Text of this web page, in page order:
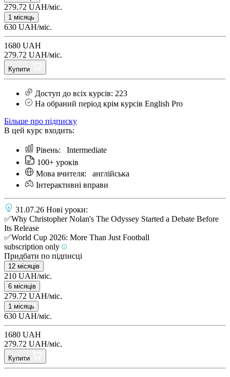
279.72 UAH/міс.
1 місяць
630 UAH/міс.
1680 UAH
279.72 UAH/міс.
Купити
Доступ до всіх курсів: 223
На обраний період крім курсів English Pro
Більше про підписку
В цей курс входить:
Рівень: Intermediate
100+ уроків
Мова вчителя: англійська
Інтерактивні вправи
31.07.26 Нові уроки:
✅Why Christopher Nolan's The Odyssey Started a Debate Before
Its Release
✅World Cup 2026: More Than Just Football
subscription only
Придбати по підписці
12 місяців
210 UAH/міс.
6 місяців
279.72 UAH/міс.
1 місяць
630 UAH/міс.
1680 UAH
279.72 UAH/міс.
Купити